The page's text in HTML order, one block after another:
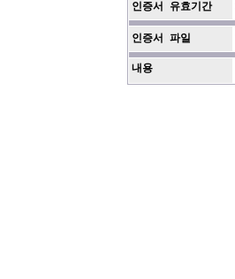
인증서 유효기간
인증서 파일
내용